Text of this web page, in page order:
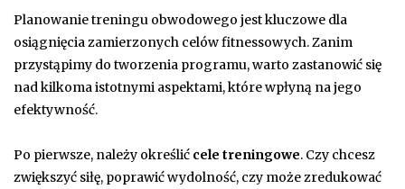
Planowanie treningu obwodowego jest kluczowe dla
osiągnięcia zamierzonych celów fitnessowych. Zanim
przystąpimy do tworzenia programu, warto zastanowić się
nad kilkoma istotnymi aspektami, które wpłyną na jego
efektywność.
Po pierwsze, należy określić cele treningowe. Czy chcesz
zwiększyć siłę, poprawić wydolność, czy może zredukować